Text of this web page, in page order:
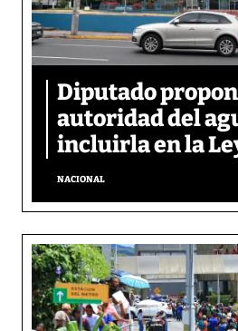
Diputado
autoridad del
incluirla en la
NACIONAL